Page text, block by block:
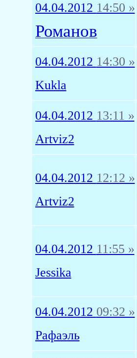
04.04.2012 14:50 »
Романов
04.04.2012 14:30 »
Kukla
04.04.2012 13:11 »
Artviz2
04.04.2012 12:12 »
Artviz2
04.04.2012 11:55 »
Jessika
04.04.2012 09:32 »
Рафаэль